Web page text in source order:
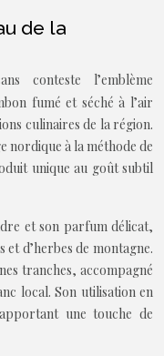
de la
conteste l’emblème
fumé et séché à l’air
culinaires de la région.
nordique à la méthode de
unique au goût subtil
et son parfum délicat,
et d’herbes de montagne.
tranches, accompagné
local. Son utilisation en
une touche de